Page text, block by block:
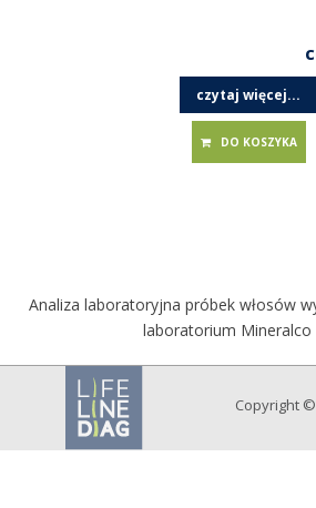
czytaj więcej...
DO KOSZYKA
Analiza laboratoryjna próbek włosów
laboratorium Mineralco
Copyright